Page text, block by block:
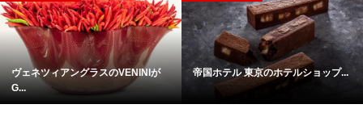
ヴェネツィアングラスのVENINIが
G...
帝国ホテル 東京のホテルショップ...